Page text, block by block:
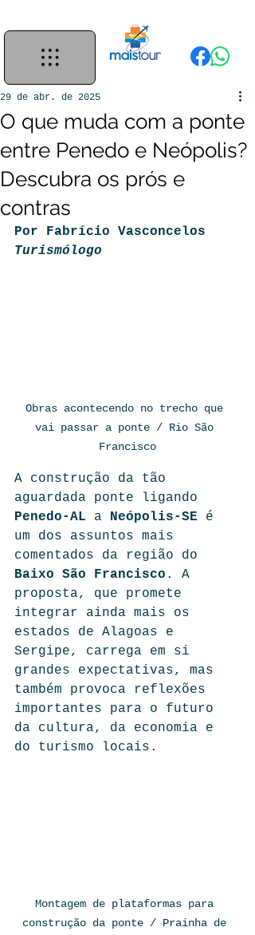
O que muda com a ponte
entre Penedo e Neópolis?
Descubra os prós e
contras
29 de abr. de 2025
Por Fabrício Vasconcelos
Turismólogo
Obras acontecendo no trecho que
vai passar a ponte / Rio São
Francisco
A construção da tão
aguardada ponte ligando
Penedo-AL a Neópolis-SE é
um dos assuntos mais
comentados da região do
Baixo São Francisco . A
proposta, que promete
integrar ainda mais os
estados de Alagoas e
Sergipe, carrega em si
grandes expectativas, mas
também provoca reflexões
importantes para o futuro
da cultura, da economia e
do turismo locais.
Montagem de plataformas para
construção da ponte / Prainha de